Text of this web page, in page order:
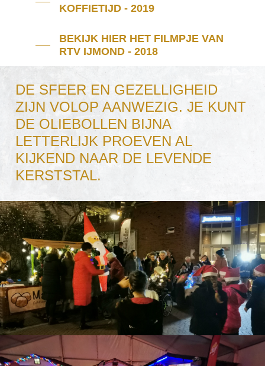
KOFFIETIJD - 2019
BEKIJK HIER HET FILMPJE VAN
RTV IJMOND - 2018
DE SFEER EN GEZELLIGHEID
ZIJN VOLOP AANWEZIG. JE KUNT
DE OLIEBOLLEN BIJNA
LETTERLIJK PROEVEN AL
KIJKEND NAAR DE LEVENDE
KERSTSTAL.